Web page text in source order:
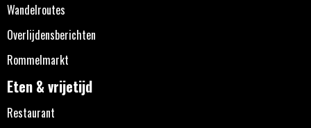
Wandelroutes
Overlijdensberichten
Rommelmarkt
Eten & vrijetijd
Restaurant